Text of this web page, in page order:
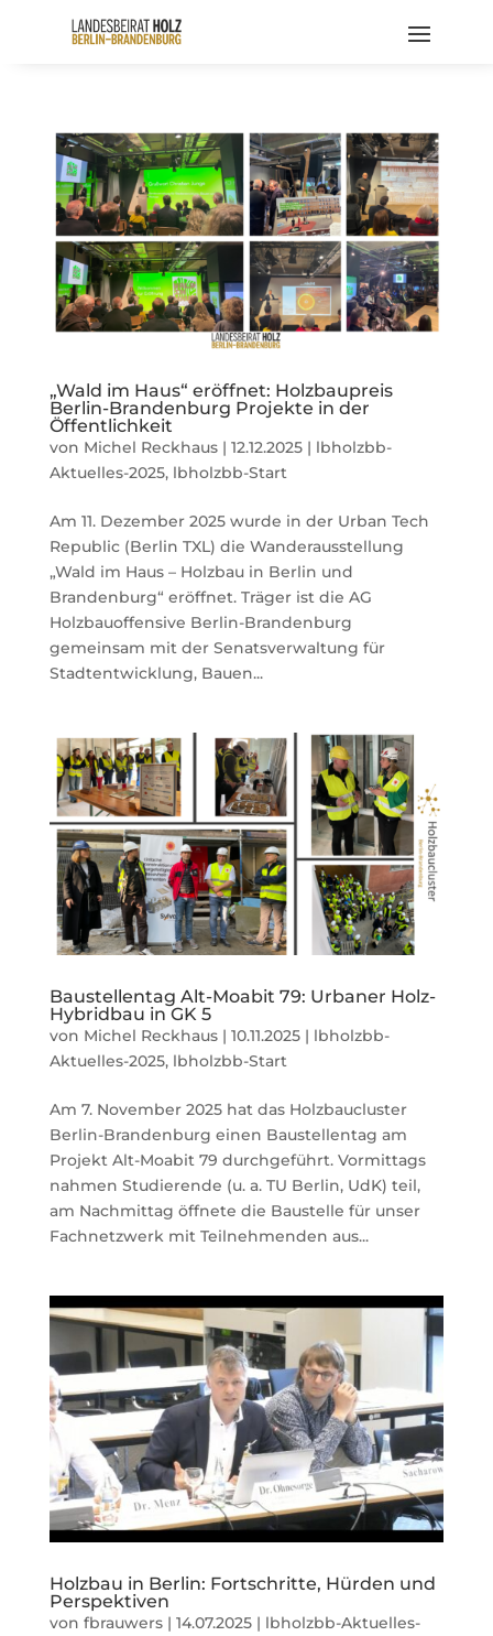
„Wald im Haus“ eröffnet: Holzbaupreis
Berlin-Brandenburg Projekte in der
Öffentlichkeit
von Michel Reckhaus| 12.12.2025| lbholzbb-
Aktuelles-2025, lbholzbb-Start
Am 11. Dezember 2025 wurde in der Urban Tech
Republic (Berlin TXL) die Wanderausstellung
„Wald im Haus – Holzbau in Berlin und
Brandenburg“ eröffnet. Träger ist die AG
Holzbauoffensive Berlin-Brandenburg
gemeinsam mit der Senatsverwaltung für
Stadtentwicklung, Bauen...
Baustellentag Alt-Moabit 79: Urbaner Holz-
Hybridbau in GK 5
von Michel Reckhaus| 10.11.2025| lbholzbb-
Aktuelles-2025, lbholzbb-Start
Am 7. November 2025 hat das Holzbaucluster
Berlin-Brandenburg einen Baustellentag am
Projekt Alt-Moabit 79 durchgeführt. Vormittags
nahmen Studierende (u. a. TU Berlin, UdK) teil,
am Nachmittag öffnete die Baustelle für unser
Fachnetzwerk mit Teilnehmenden aus...
Holzbau in Berlin: Fortschritte, Hürden und
Perspektiven
von fbrauwers| 14.07.2025| lbholzbb-Aktuelles-